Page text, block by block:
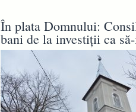
În plata Domnului:
bani de la investiții ca